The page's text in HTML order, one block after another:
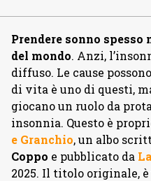
Prendere sonno spesso
del mondo. Anzi,
diffuso. Le cause
di vita è uno di questi,
giocano un ruolo da
insonnia. Questo è
e Granchio, un albo
Coppo e pubblicato da
2025. Il titolo originale,